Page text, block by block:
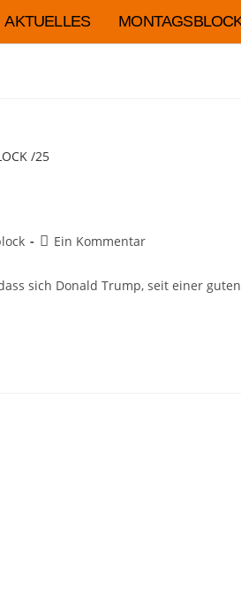
AKTUELLES
Ein Kommentar
sich Donald Trump, seit einer